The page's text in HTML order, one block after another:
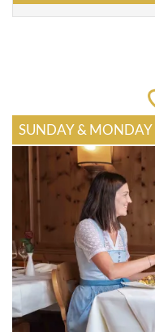
SUNDAY & MONDAY